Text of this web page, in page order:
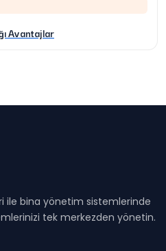
Avantajlar
ile bina yönetim sistemlerinde
tek merkezden yönetin.